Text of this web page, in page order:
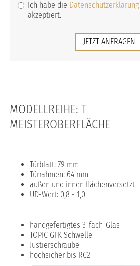
Ich habe die Datenschutzerklärung
akzeptiert.
JETZT ANFRAGEN
MODELLREIHE: T
MEISTEROBERFLÄCHE
Türblatt: 79 mm
Türrahmen: 64 mm
außen und innen flächenversetzt
UD-Wert: 0,8 - 1,0
handgefertigtes 3-fach-Glas
TOPIC GFK-Schwelle
Justierschraube
hochsicher bis RC2